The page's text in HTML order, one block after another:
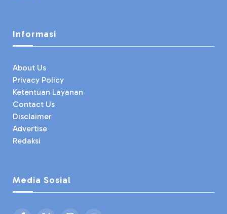
Informasi
About Us
Privacy Policy
Ketentuan Layanan
Contact Us
Disclaimer
Advertise
Redaksi
Media Sosial